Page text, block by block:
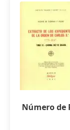
Número de